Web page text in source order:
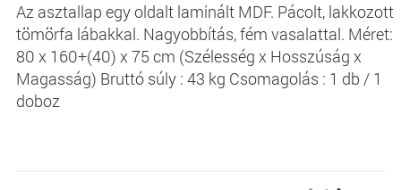
Az asztallap egy oldalt laminált MDF. Pácolt, lakkozott
tömörfa lábakkal. Nagyobbítás, fém vasalattal. Méret:
80 x 160+(40) x 75 cm (Szélesség x Hosszúság x
Magasság) Bruttó súly : 43 kg Csomagolás : 1 db / 1
doboz